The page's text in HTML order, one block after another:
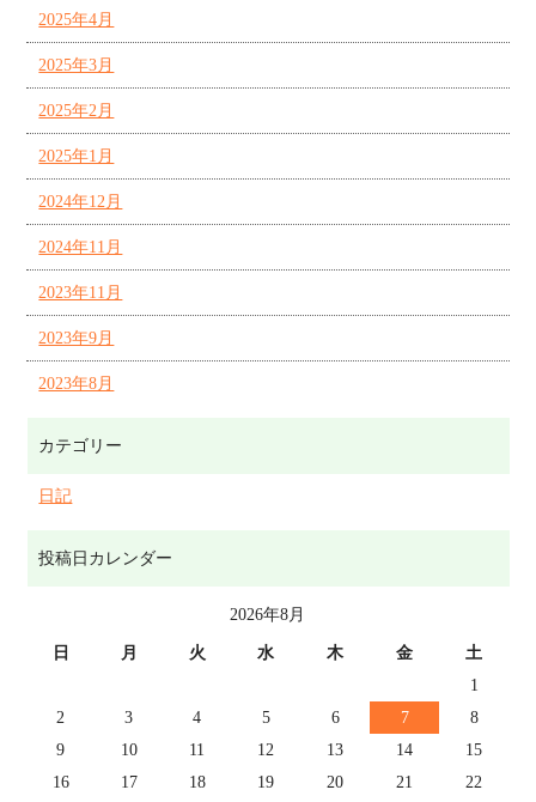
2025年4月
2025年3月
2025年2月
2025年1月
2024年12月
2024年11月
2023年11月
2023年9月
2023年8月
カテゴリー
日記
投稿日カレンダー
2026年8月
日 月 火 水 木 金
土
1
2
3 4 5 6 7
8
9
10 11 12 13 14
15
16
17 18 19 20 21 22